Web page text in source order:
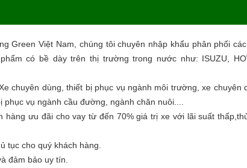
Green Việt Nam, chúng tôi chuyên nhập khẩu phân phối
có bề dày trên thị trường trong nước như: ISUZU,
chuyên dùng, thiết bị phục vụ ngành môi trường, xe chuyên
vụ ngành cầu đường, ngành chăn nuôi....
hàng ưu đãi cho vay từ đến 70% giá trị xe với lãi suất
tục cho quý khách hàng.
đảm bảo uy tín.